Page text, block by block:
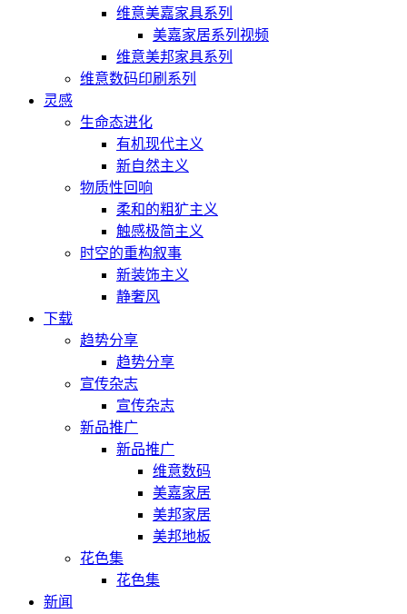
维意美嘉家具系列
美嘉家居系列视频
维意美邦家具系列
维意数码印刷系列
灵感
生命态进化
有机现代主义
新自然主义
物质性回响
柔和的粗犷主义
触感极简主义
时空的重构叙事
新装饰主义
静奢风
下载
趋势分享
趋势分享
宣传杂志
宣传杂志
新品推广
新品推广
维意数码
美嘉家居
美邦家居
美邦地板
花色集
花色集
新闻